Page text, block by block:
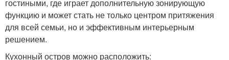
гостиными, где играет дополнительную зонирующую
функцию и может стать не только центром притяжения
для всей семьи, но и эффективным интерьерным
решением.
Кухонный остров можно расположить: